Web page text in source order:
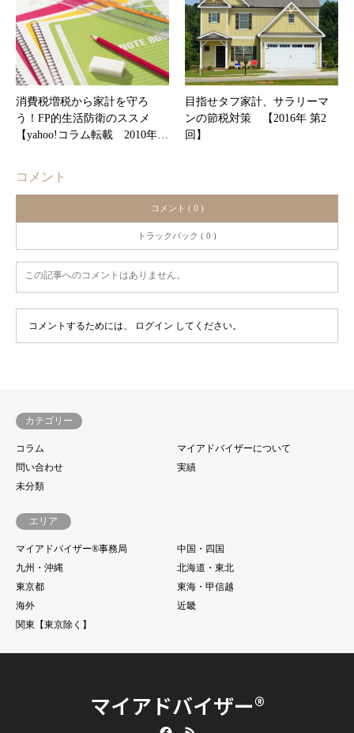
消費税増税から家計を守ろ
う！FP的生活防衛のススメ
【yahoo!コラム転載 2010年…
目指せタフ家計、サラリーマ
ンの節税対策 【2016年 第2
回】
コメント
コメント ( 0 )
トラックバック ( 0 )
この記事へのコメントはありません。
コメントするためには、 ログイン してください。
カテゴリー
コラム
マイアドバイザーについて
問い合わせ
実績
未分類
エリア
マイアドバイザー®事務局
中国・四国
九州・沖縄
北海道・東北
東京都
東海・甲信越
海外
近畿
関東【東京除く】
マイアドバイザー®